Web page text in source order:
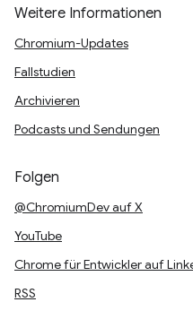
Weitere Informationen
Chromium-Updates
Fallstudien
Archivieren
Podcasts und Sendungen
Folgen
@ChromiumDev auf X
YouTube
Chrome für Entwickler auf
RSS